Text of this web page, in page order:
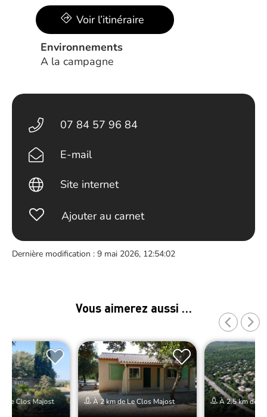
Voir l’itinéraire
Environnements
A la campagne
07 84 57 96 84
E-mail
Site internet
Ajouter au carnet
Dernière modification : 9 mai 2026, 12:54:02
Vous aimerez aussi …
Le Clos Majost À 2 km de Le Clos Majost À 2.5 km de